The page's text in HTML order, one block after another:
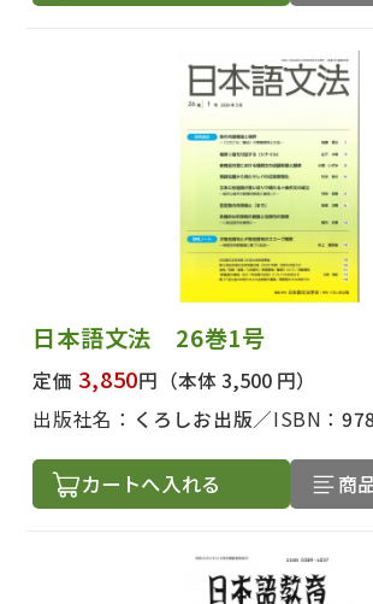
日本語文法 26巻1号
定価 3,850円 （本体 3,500 円）
出版社名： くろしお出版 ISBN：
カートへ入れる 商